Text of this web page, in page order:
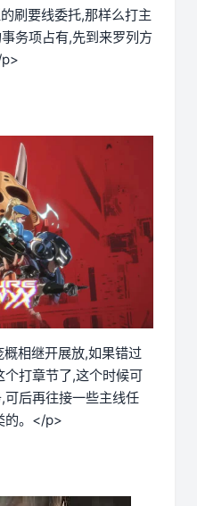
刷要线委托,那样么打主
务项占有,先到来罗列方
相继开展放,如果错过
打章节了,这个时候可
后再往接一些主线任
的。</p>